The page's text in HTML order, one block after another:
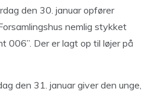
den 30. januar opfører
nemlig stykket
006”. Der er lagt op til løjer på
den 31. januar giver den unge,